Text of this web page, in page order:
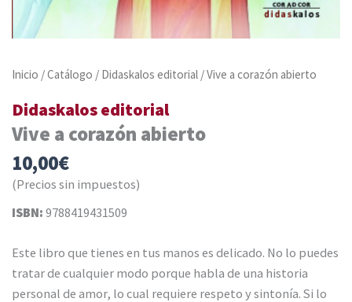
Inicio /Catálogo / Didaskalos editorial / Vive a corazón abierto
Didaskalos editorial
Vive a corazón abierto
10,00€
(Precios sin impuestos)
ISBN: 9788419431509
Este libro que tienes en tus manos es delicado. No lo puedes
tratar de cualquier modo porque habla de una historia
personal de amor, lo cual requiere respeto y sintonía. Si lo